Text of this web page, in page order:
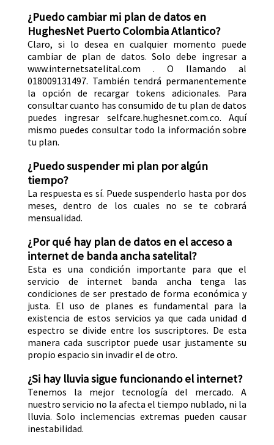
¿Puedo cambiar mi plan de datos en
HughesNet Puerto Colombia Atlantico?
Claro, si lo desea en cualquier momento puede
cambiar de plan de datos. Solo debe ingresar a
www.internetsatelital.com . O llamando al
018009131497. También tendrá permanentemente
la opción de recargar tokens adicionales. Para
consultar cuanto has consumido de tu plan de datos
puedes ingresar selfcare.hughesnet.com.co. Aquí
mismo puedes consultar todo la información sobre
tu plan.
¿Puedo suspender mi plan por algún
tiempo?
La respuesta es sí. Puede suspenderlo hasta por dos
meses, dentro de los cuales no se te cobrará
mensualidad.
¿Por qué hay plan de datos en el acceso a
internet de banda ancha satelital?
Esta es una condición importante para que el
servicio de internet banda ancha tenga las
condiciones de ser prestado de forma económica y
justa. El uso de planes es fundamental para la
existencia de estos servicios ya que cada unidad d
espectro se divide entre los suscriptores. De esta
manera cada suscriptor puede usar justamente su
propio espacio sin invadir el de otro.
¿Si hay lluvia sigue funcionando el internet?
Tenemos la mejor tecnología del mercado. A
nuestro servicio no la afecta el tiempo nublado, ni la
lluvia. Solo inclemencias extremas pueden causar
inestabilidad.